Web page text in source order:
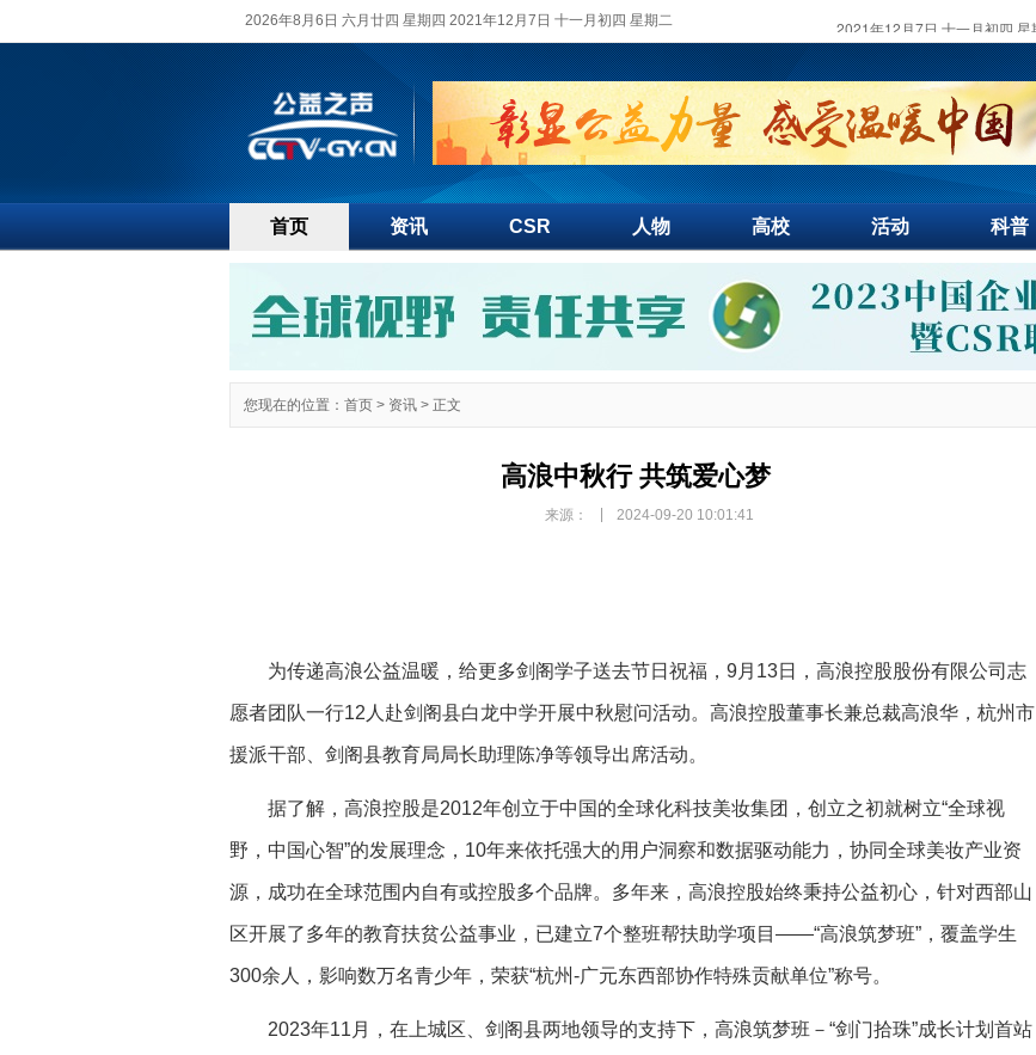
2026年8月6日 六月廿四 星期四 2021年12月7日 十一月初四 星期二
首页 资讯 CSR 人物 高校 活动 科普
您现在的位置： 首页 > 资讯 > 正文
高浪中秋行 共筑爱心梦
来源： 2024-09-20 10:01:41
为传递高浪公益温暖，给更多剑阁学子送去节日祝福，9月13日，高浪控股股份有限公司志
愿者团队一行12人赴剑阁县白龙中学开展中秋慰问活动。高浪控股董事长兼总裁高浪华，杭州市
援派干部、剑阁县教育局局长助理陈净等领导出席活动。
据了解，高浪控股是2012年创立于中国的全球化科技美妆集团，创立之初就树立“全球视
野，中国心智”的发展理念，10年来依托强大的用户洞察和数据驱动能力，协同全球美妆产业资
源，成功在全球范围内自有或控股多个品牌。多年来，高浪控股始终秉持公益初心，针对西部山
区开展了多年的教育扶贫公益事业，已建立7个整班帮扶助学项目——“高浪筑梦班”，覆盖学生
300余人，影响数万名青少年，荣获“杭州-广元东西部协作特殊贡献单位”称号。
2023年11月，在上城区、剑阁县两地领导的支持下，高浪筑梦班－“剑门拾珠”成长计划首站